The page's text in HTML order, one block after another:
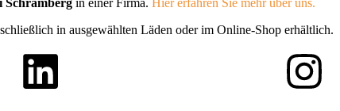
Schramberg in einer Firma. Hier erfahren Sie mehr über uns.
in ausgewählten Läden oder im Online-Shop erhältlich.